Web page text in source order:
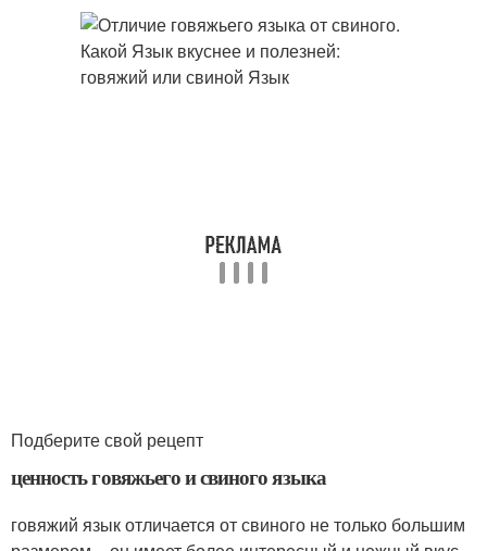
Подберите свой рецепт
ценность говяжьего и свиного языка
говяжий язык отличается от свиного не только большим